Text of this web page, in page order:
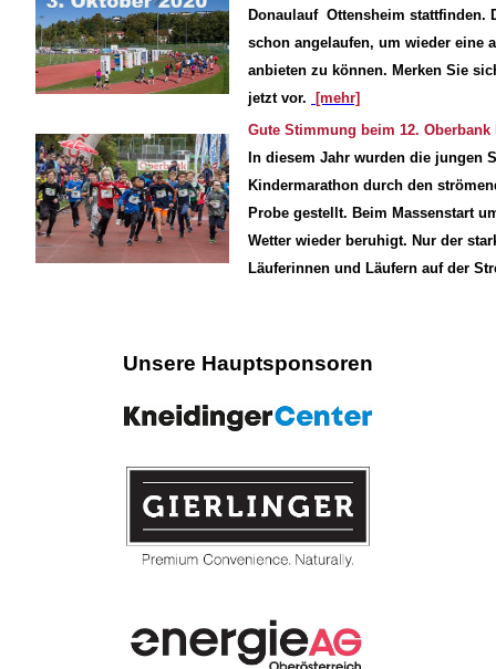
Donaulauf Ottensheim stattfinden.
schon angelaufen, um wieder eine
anbieten zu können. Merken Sie
jetzt vor. [mehr]
Gute Stimmung beim 12. Oberbank
In diesem Jahr wurden die jungen
Kindermarathon durch den
Probe gestellt. Beim Massenstart
Wetter wieder beruhigt. Nur der
Läuferinnen und Läufern auf der
Unsere Hauptsponsoren